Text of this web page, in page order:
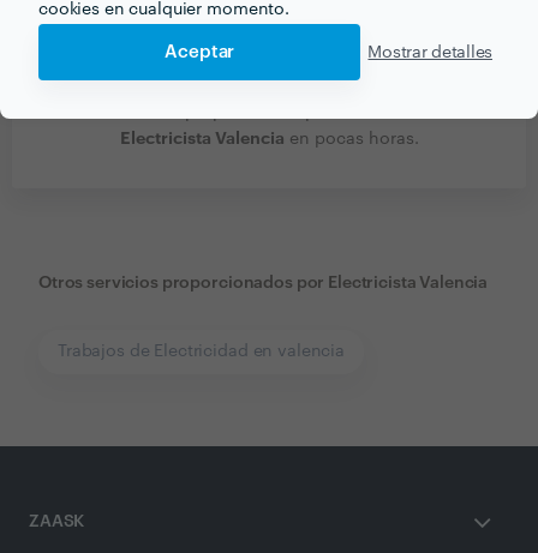
cookies en cualquier momento.
Aceptar Mostrar detalles
Electricista Valencia en pocas horas.
Otros servicios proporcionados por Electricista Valencia
Trabajos de Electricidad en valencia
ZAASK